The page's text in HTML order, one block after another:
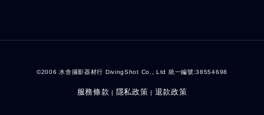
©2006 水舍攝影器材行 DivingShot Co., Ltd 統一編號:38554698
服務條款 | 隱私政策 | 退款政策